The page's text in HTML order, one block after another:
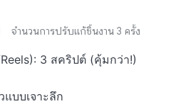
จำนวนการปรับแก้ชิ้นงาน 3 ครั้ง
3 สคริปต์ (คุ้มกว่า!)
บบเจาะลึก